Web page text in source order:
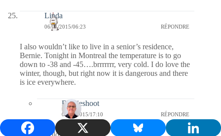
Linda
06/01/2015/06:23 RÉPONDRE
I also wouldn’t like to live in a senior’s residence,
Bernie. Tonight in Montreal the temperature is to go
down to -38 and -45….brrrrrrr, very cold. I do love the
winter, though, but right now it is dangerous and there
is ice everywhere.
Bernieshoot
08/01/2015/17:10 RÉPONDRE